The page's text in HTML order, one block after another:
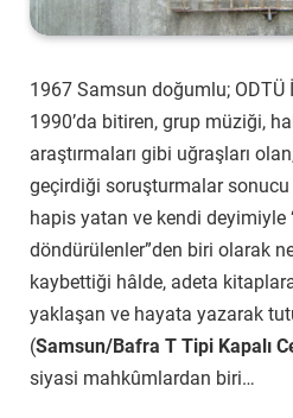
1967 Samsun doğumlu;
1990’da bitiren, grup müziği,
araştırmaları gibi uğraşları
geçirdiği soruşturmalar sonucu
hapis yatan ve kendi deyimiyle
döndürülenler”den biri olarak
kaybettiği hâlde, adeta
yaklaşan ve hayata yazarak
(Samsun/Bafra T Tipi Kapalı
siyasi mahkûmlardan biri…